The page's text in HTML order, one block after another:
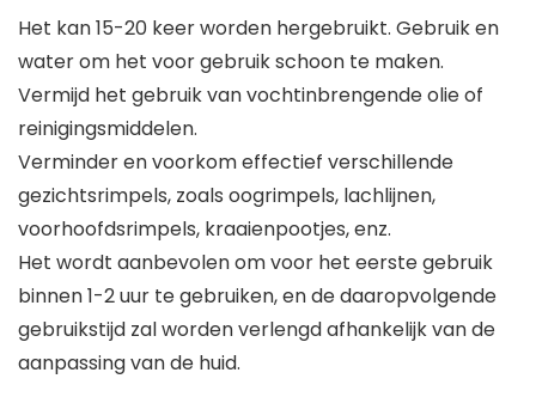
Het kan 15-20 keer worden hergebruikt. Gebruik en
water om het voor gebruik schoon te maken.
Vermijd het gebruik van vochtinbrengende olie of
reinigingsmiddelen.
Verminder en voorkom effectief verschillende
gezichtsrimpels, zoals oogrimpels, lachlijnen,
voorhoofdsrimpels, kraaienpootjes, enz.
Het wordt aanbevolen om voor het eerste gebruik
binnen 1-2 uur te gebruiken, en de daaropvolgende
gebruikstijd zal worden verlengd afhankelijk van de
aanpassing van de huid.